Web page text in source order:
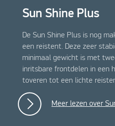
Sun Shine Plus
De Sun Shine Plus is nog
een reistent. Deze zeer
minimaal gewicht is met
inritsbare frontdelen in een
toveren tot een lichte
Meer lezen over